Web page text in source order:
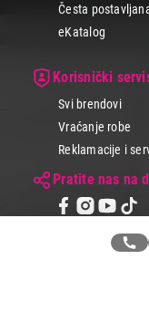
Česta
eKatalog
Korisnički
Svi brendovi
Vraćanje robe
Reklamacije i
Pratite nas na